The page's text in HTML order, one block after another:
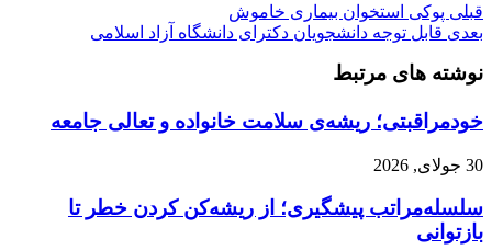
قبلی پوکی استخوان بیماری خاموش
بعدی قابل توجه دانشجویان دکترای دانشگاه آزاد اسلامی
نوشته های مرتبط
خودمراقبتی؛ ریشه‌ی سلامت خانواده و تعالی جامعه
30 جولای, 2026
سلسله‌مراتب پیشگیری؛ از ریشه‌کن کردن خطر تا
بازتوانی